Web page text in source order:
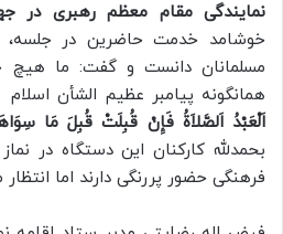
نمایندگی مقام معظم رهبری در
خوشامد خدمت حاضرین در جلسه،
مسلمانان دانست و گفت: ما هیچ
همانگونه پیامبر عظیم الشأن
اَلْعَبْدُ اَلصَّلاَةُ فَإِنْ قُبِلَتْ قُبِلَ مَا
بحمدلله کارکنان این دستگاه در
فرهنگی حضور پررنگی دارند اما